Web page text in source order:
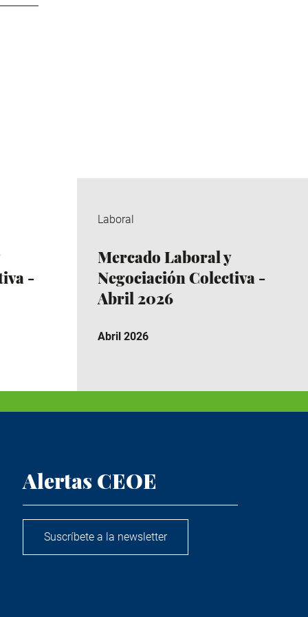
-
Laboral
Mercado Laboral y
Negociación Colectiva -
Abril 2026
Abril 2026
Alertas CEOE
Suscríbete a la newsletter